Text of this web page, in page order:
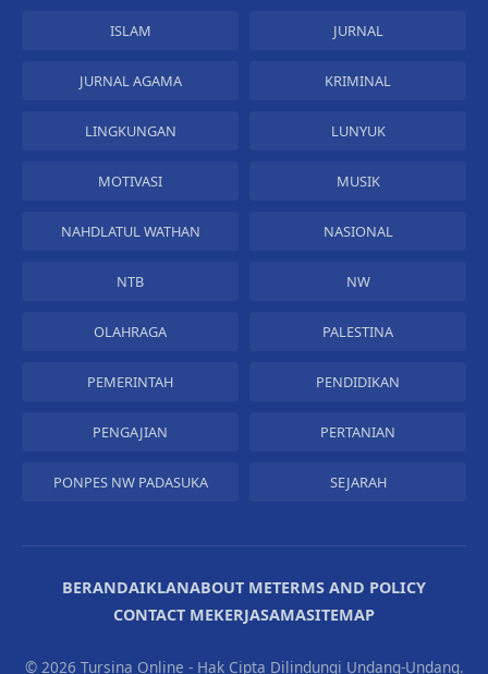
ISLAM JURNAL
JURNAL AGAMA KRIMINAL
LINGKUNGAN LUNYUK
MOTIVASI MUSIK
NAHDLATUL WATHAN NASIONAL
NTB NW
OLAHRAGA PALESTINA
PEMERINTAH PENDIDIKAN
PENGAJIAN PERTANIAN
PONPES NW PADASUKA SEJARAH
BERANDAIKLANABOUT METERMS AND POLICY
CONTACT MEKERJASAMASITEMAP
© 2026 Tursina Online - Hak Cipta Dilindungi Undang-Undang.